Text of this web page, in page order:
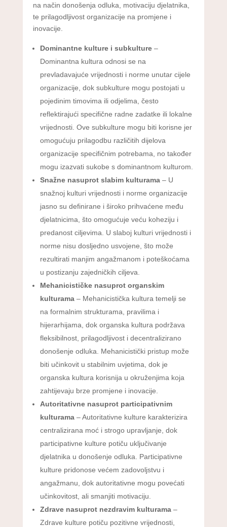
na način donošenja odluka, motivaciju djelatnika,
te prilagodljivost organizacije na promjene i
inovacije.
Dominantne kulture i subkulture–
Dominantna kultura odnosi se na
prevladavajuće vrijednosti i norme unutar cijele
organizacije, dok subkulture mogu postojati u
pojedinim timovima ili odjelima, često
reflektirajući specifične radne zadatke ili lokalne
vrijednosti. Ove subkulture mogu biti korisne jer
omogućuju prilagodbu različitih dijelova
organizacije specifičnim potrebama, no također
mogu izazvati sukobe s dominantnom kulturom.
Snažne nasuprot slabim kulturama– U
snažnoj kulturi vrijednosti i norme organizacije
jasno su definirane i široko prihvaćene među
djelatnicima, što omogućuje veću koheziju i
predanost ciljevima. U slaboj kulturi vrijednosti i
norme nisu dosljedno usvojene, što može
rezultirati manjim angažmanom i poteškoćama
u postizanju zajedničkih ciljeva.
Mehanicističke nasuprot organskim
kulturama– Mehanicistička kultura temelji se
na formalnim strukturama, pravilima i
hijerarhijama, dok organska kultura podržava
fleksibilnost, prilagodljivost i decentralizirano
donošenje odluka. Mehanicistički pristup može
biti učinkovit u stabilnim uvjetima, dok je
organska kultura korisnija u okruženjima koja
zahtijevaju brze promjene i inovacije.
Autoritativne nasuprot participativnim
kulturama– Autoritativne kulture karakterizira
centralizirana moć i strogo upravljanje, dok
participativne kulture potiču uključivanje
djelatnika u donošenje odluka. Participativne
kulture pridonose većem zadovoljstvu i
angažmanu, dok autoritativne mogu povećati
učinkovitost, ali smanjiti motivaciju.
Zdrave nasuprot nezdravim kulturama–
Zdrave kulture potiču pozitivne vrijednosti,